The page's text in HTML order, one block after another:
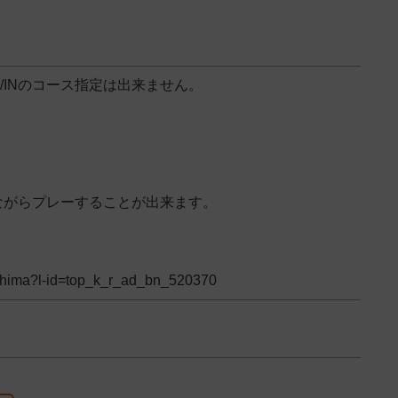
のコース指定は出来ません。
らプレーすることが出来ます。
id=top_k_r_ad_bn_520370